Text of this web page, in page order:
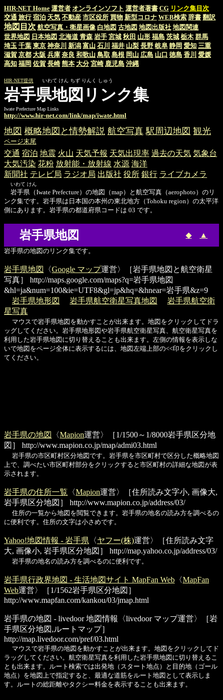
HIR-NET Home 運営者 オンラインソフト 運営者著書 CG リンク集目次
交通 旅行 宿泊 天気 不動産 市区役所 買物 新型コロナ WEB検索 辞書 翻訳
地図目次 航空写真・衛星画像 白地図 古地図 地図出版社 地図関連
世界地図 日本地図 北海道 青森 岩手 宮城 秋田 山形 福島 茨城 栃木 群馬
埼玉 千葉 東京 神奈川 新潟 富山 石川 福井 山梨 長野 岐阜 静岡 愛知 三重
滋賀 京都 大阪 兵庫 奈良 和歌山 鳥取 島根 岡山 広島 山口 徳島 香川 愛媛
高知 福岡 佐賀 長崎 熊本 大分 宮崎 鹿児島 沖縄
HIR-NET提供 いわて けん ちず りんく しゅう
岩手県地図リンク集
Iwate Prefecture Map Links
http://www.hir-net.com/link/map/iwate.html
地図 概略地図と情勢解説 航空写真 駅周辺地図 観光
ページ末尾
交通 宿泊 地震 火山 天気予報 天気出現率 過去の天気 気象台
大気汚染 花粉 放射能・放射線 水源 海洋
新聞社 テレビ局 ラジオ局 出版社 役所 銀行 ライブカメラ
いわて けん
岩手県（Iwate Prefecture）の地図（map）と航空写真（aerophoto）のリ
ンク集です。岩手県は日本国の本州の東北地方（Tohoku region）の太平洋
側にあります。岩手県の都道府県コードは 03 です。
岩手県地図 ◆ ▲
岩手県の地図のリンク集です。
岩手県地図 〈Google マップ運営〉［岩手県地図と航空衛星
写真］
http://maps.google.com/maps?q=岩手県地図
&hl=ja&num=100&ie=UTF8&gl=jp&hq=&hnear=岩手県&z=9
岩手県地形図
岩手県航空衛星写真地図
岩手県航空衛
星写真
マウスで岩手県地図を動かすことが出来ます。地図をクリックしてドラ
ッグしてください。岩手県地形図や岩手県航空衛星写真、航空衛星写真を
利用した岩手県地図に切り替えることも出来ます。左側の情報を表示しな
いで地図をページ全体に表示するには、地図左端上部の<<印をクリックし
てください。
岩手県の地図 〈Mapion運営〉［1/1500～1/8000岩手県区分地
図］
http://www.mapion.co.jp/map/admi03.html
岩手県の市区町村区分地図です。岩手県を市区町村で区分した概略地図
上で、調べたい市区町村部分をクリックすると市区町村の詳細な地図が表
示されます。
岩手県の住所一覧 〈Mapion運営〉［住所読み文字小, 画像大,
岩手県区分地図］
http://www.mapion.co.jp/address/03/
住所の一覧から地図を閲覧できます。岩手県の地名の読み方を調べるの
に便利です。住所の文字は小さめです。
Yahoo!地図情報 - 岩手県 〈ヤフー(株)運営〉［住所読み文字
大, 画像小, 岩手県区分地図］
http://map.yahoo.co.jp/address/03/
岩手県の地名の読み方を調べるのに便利です。
岩手県行政界地図 - 生活地図サイト MapFan Web 〈MapFan
Web運営〉［1/1562岩手県区分地図］
http://www.mapfan.com/kankou/03/jmap.html
岩手県の地図 - livedoor 地図情報
〈livedoor マップ運営〉［岩
手県区分地図,ルートマップ］
http://map.livedoor.com/pref/03.html
マウスで岩手県の地図を動かすことが出来ます。地図をクリックしてド
ラッグしてください。航空衛星写真を利用した岩手県地図に切り替えるこ
とも出来ます。ルート検索では出発地（スタート地点）と目的地（ゴール
地点）を地図上で指定すると、最適な道筋をルート地図として表示しま
す。ルートの総距離やタクシー料金を表示することも出来ます。